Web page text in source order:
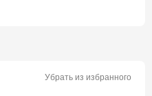
Убрать из избранного